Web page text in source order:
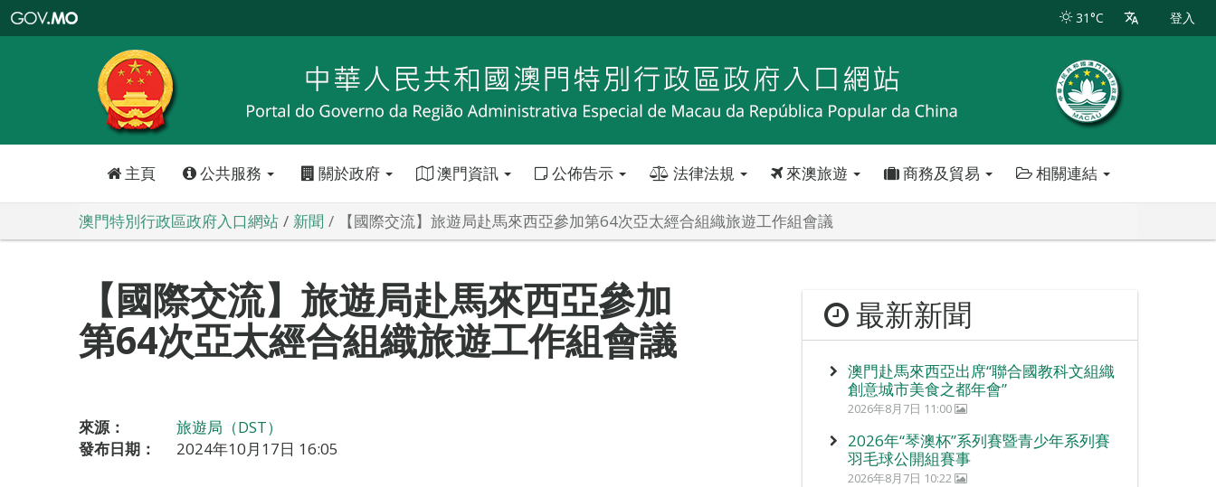
特
政
區
政
口
31°C 登入
主頁 公共服務 關於政府 澳門資訊 公佈告示 法律法規 來澳旅遊 商務及貿易 相關連結
澳門特別行政區政府入口網站 新聞 【國際交流】旅遊局赴馬來西亞參加第64次亞太經合組織旅遊工作組會議
【國際交流】旅遊局赴馬來西亞參加
第64次亞太經合組織旅遊工作組會議
來源：
旅遊局（DST）
發布日期：
2024年10月17日 16:05
最新新聞
澳門赴馬來西亞出席“聯合國教科文組織
創意城市美食之都年會”
2026年8月7日 11:00
2026年“琴澳杯”系列賽暨青少年系列賽
羽毛球公開組賽事
2026年8月7日 10:22